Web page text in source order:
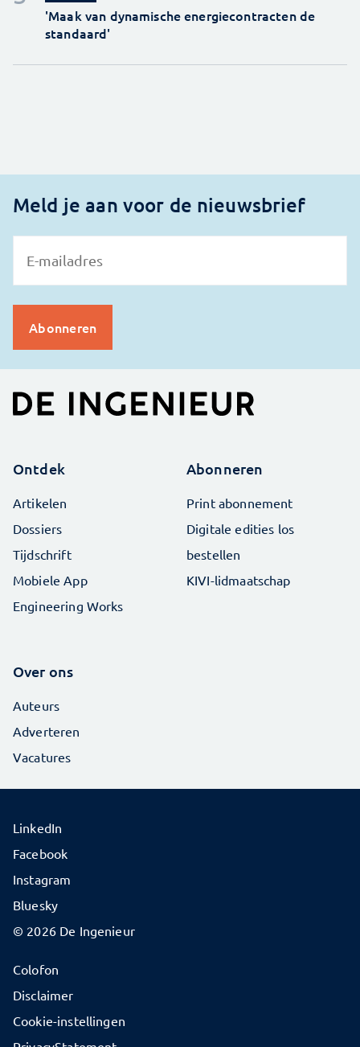
'Maak van dynamische energiecontracten de
standaard'
Meld je aan voor de nieuwsbrief
Ontdek
Artikelen
Dossiers
Tijdschrift
Mobiele App
Engineering Works
Abonneren
Print abonnement
Digitale edities los
bestellen
KIVI-lidmaatschap
Over ons
Auteurs
Adverteren
Vacatures
© 2026 De Ingenieur
Colofon
Disclaimer
Cookie-instellingen
LinkedIn
Facebook
Instagram
Bluesky